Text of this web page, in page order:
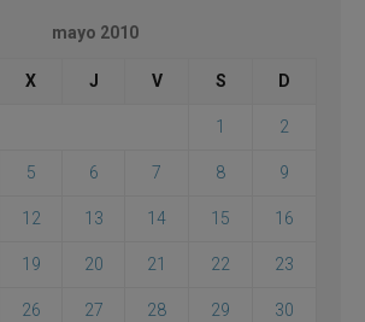
mayo 2010
X J V S D
1 2
5 6 7 8 9
12 13 14 15 16
19 20 21 22 23
26 27 28 29 30